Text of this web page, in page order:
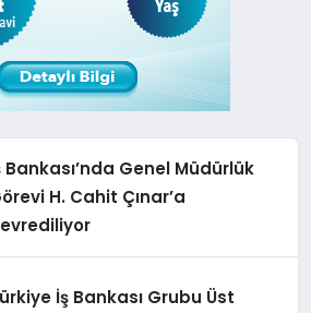
Bankası’nda Genel Müdürlük
H. Cahit Çınar’a
İş Bankası Grubu Üst